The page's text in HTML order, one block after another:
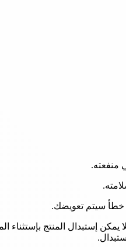
منفعته.
خطأ سيتم تعويضك.
إستبدال المنتج بإستثناء